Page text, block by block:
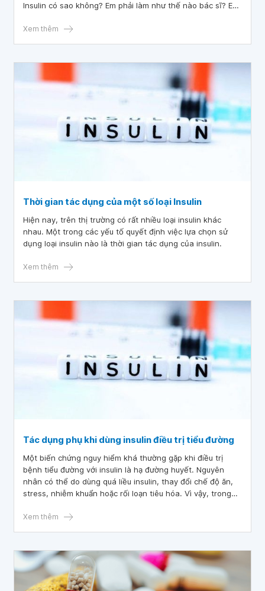
Insulin có sao không? Em phải làm như thế nào bác sĩ? Em
Xem thêm
Thời gian tác dụng của một số loại Insulin
Hiện nay, trên thị trường có rất nhiều loại insulin khác
nhau. Một trong các yếu tố quyết định việc lựa chọn sử
dụng loại insulin nào là thời gian tác dụng của insulin.
Xem thêm
Tác dụng phụ khi dùng insulin điều trị tiểu đường
Một biến chứng nguy hiểm khá thường gặp khi điều trị
bệnh tiểu đường với insulin là hạ đường huyết. Nguyên
nhân có thể do dùng quá liều insulin, thay đổi chế độ ăn,
stress, nhiễm khuẩn hoặc rối loạn tiêu hóa. Vì vậy, trong
thường xuyên.
Xem thêm